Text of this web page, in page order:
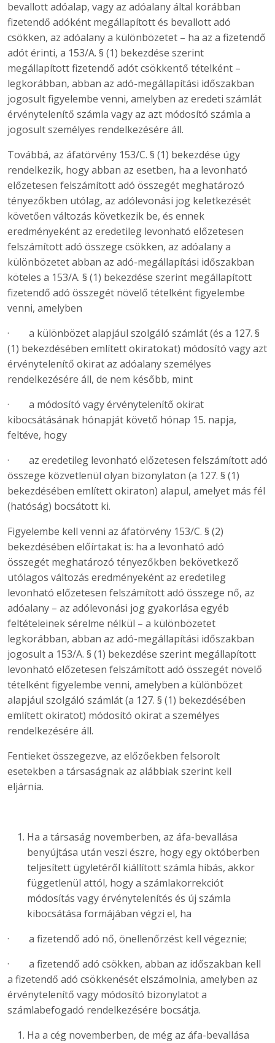
bevallott adóalap, vagy az adóalany által korábban
fizetendő adóként megállapított és bevallott adó
csökken, az adóalany a különbözetet – ha az a fizetendő
adót érinti, a 153/A. § (1) bekezdése szerint
megállapított fizetendő adót csökkentő tételként –
legkorábban, abban az adó-megállapítási időszakban
jogosult figyelembe venni, amelyben az eredeti számlát
érvénytelenítő számla vagy az azt módosító számla a
jogosult személyes rendelkezésére áll.
Továbbá, az áfatörvény 153/C. § (1) bekezdése úgy
rendelkezik, hogy abban az esetben, ha a levonható
előzetesen felszámított adó összegét meghatározó
tényezőkben utólag, az adólevonási jog keletkezését
követően változás következik be, és ennek
eredményeként az eredetileg levonható előzetesen
felszámított adó összege csökken, az adóalany a
különbözetet abban az adó-megállapítási időszakban
köteles a 153/A. § (1) bekezdése szerint megállapított
fizetendő adó összegét növelő tételként figyelembe
venni, amelyben
· a különbözet alapjául szolgáló számlát (és a 127. §
(1) bekezdésében említett okiratokat) módosító vagy azt
érvénytelenítő okirat az adóalany személyes
rendelkezésére áll, de nem később, mint
· a módosító vagy érvénytelenítő okirat
kibocsátásának hónapját követő hónap 15. napja,
feltéve, hogy
· az eredetileg levonható előzetesen felszámított adó
összege közvetlenül olyan bizonylaton (a 127. § (1)
bekezdésében említett okiraton) alapul, amelyet más fél
(hatóság) bocsátott ki.
Figyelembe kell venni az áfatörvény 153/C. § (2)
bekezdésében előírtakat is: ha a levonható adó
összegét meghatározó tényezőkben bekövetkező
utólagos változás eredményeként az eredetileg
levonható előzetesen felszámított adó összege nő, az
adóalany – az adólevonási jog gyakorlása egyéb
feltételeinek sérelme nélkül – a különbözetet
legkorábban, abban az adó-megállapítási időszakban
jogosult a 153/A. § (1) bekezdése szerint megállapított
levonható előzetesen felszámított adó összegét növelő
tételként figyelembe venni, amelyben a különbözet
alapjául szolgáló számlát (a 127. § (1) bekezdésében
említett okiratot) módosító okirat a személyes
rendelkezésére áll.
Fentieket összegezve, az előzőekben felsorolt
esetekben a társaságnak az alábbiak szerint kell
eljárnia.
Ha a társaság novemberben, az áfa-bevallása
benyújtása után veszi észre, hogy egy októberben
teljesített ügyletéről kiállított számla hibás, akkor
függetlenül attól, hogy a számlakorrekciót
módosítás vagy érvénytelenítés és új számla
kibocsátása formájában végzi el, ha
· a fizetendő adó nő, önellenőrzést kell végeznie;
· a fizetendő adó csökken, abban az időszakban kell
a fizetendő adó csökkenését elszámolnia, amelyben az
érvénytelenítő vagy módosító bizonylatot a
számlabefogadó rendelkezésére bocsátja.
Ha a cég novemberben, de még az áfa-bevallása